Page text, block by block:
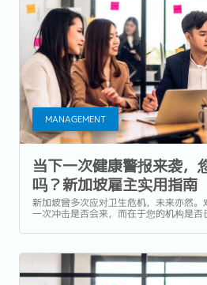
MANAGEMENT
当下一次健康警报来袭，
吗？新加坡雇主实用指南
新加坡曾多次应对卫生危机，未来亦然
一次冲击是否会来，而在于您的机构是